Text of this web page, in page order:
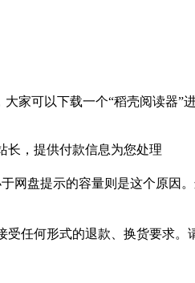
家可以下载一个“稻壳阅读器”
长，提供付款信息为您处理
网盘提示的容量则是这个原因
任何形式的退款、换货要求